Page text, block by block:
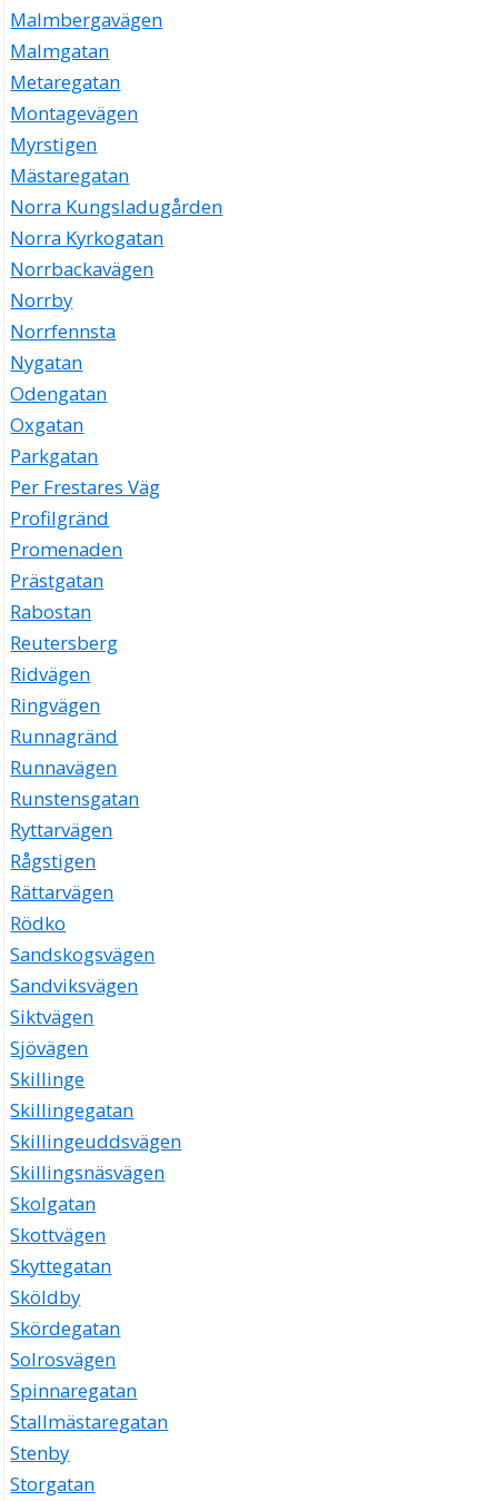
Malmbergavägen
Malmgatan
Metaregatan
Montagevägen
Myrstigen
Mästaregatan
Norra Kungsladugården
Norra Kyrkogatan
Norrbackavägen
Norrby
Norrfennsta
Nygatan
Odengatan
Oxgatan
Parkgatan
Per Frestares Väg
Profilgränd
Promenaden
Prästgatan
Rabostan
Reutersberg
Ridvägen
Ringvägen
Runnagränd
Runnavägen
Runstensgatan
Ryttarvägen
Rågstigen
Rättarvägen
Rödko
Sandskogsvägen
Sandviksvägen
Siktvägen
Sjövägen
Skillinge
Skillingegatan
Skillingeuddsvägen
Skillingsnäsvägen
Skolgatan
Skottvägen
Skyttegatan
Sköldby
Skördegatan
Solrosvägen
Spinnaregatan
Stallmästaregatan
Stenby
Storgatan